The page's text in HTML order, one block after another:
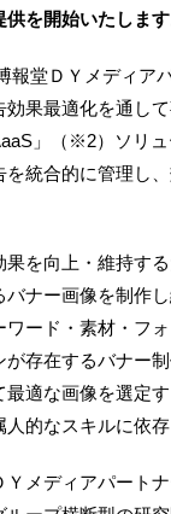
を開始いたします
報堂ＤＹメディア
効果最適化を通し
」（※2）ソリ
を統合的に管理し
果を向上・維持す
バナー画像を制作
ワード・素材・フ
存在するバナー
最適な画像を選定
的なスキルに依存
Ｙメディアパート